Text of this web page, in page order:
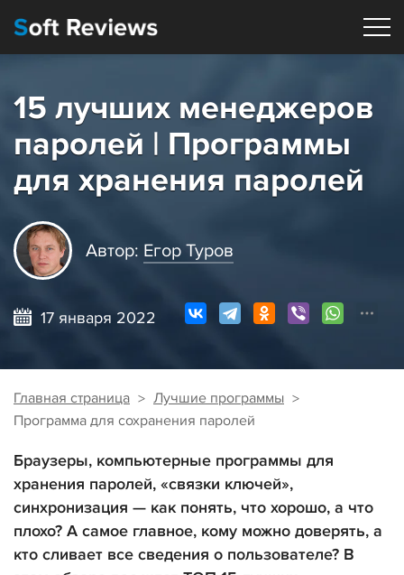
15 лучших менеджеров
паролей | Программы
для хранения паролей
Автор: Егор Туров
17 января 2022
Главная страница
Лучшие программы
Программа для сохранения паролей
Браузеры, компьютерные программы для
хранения паролей, «связки ключей»,
синхронизация — как понять, что хорошо, а что
плохо? А самое главное, кому можно доверять, а
кто сливает все сведения о пользователе? В